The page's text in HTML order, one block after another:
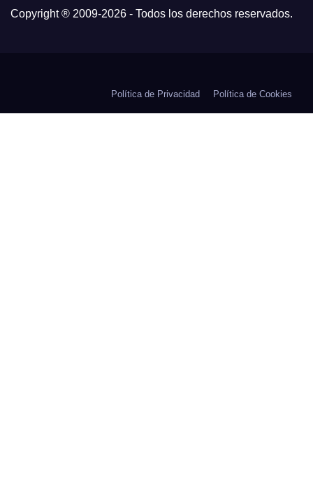
Copyright ® 2009-2026 - Todos los derechos reservados.
Política de Privacidad Política de Cookies